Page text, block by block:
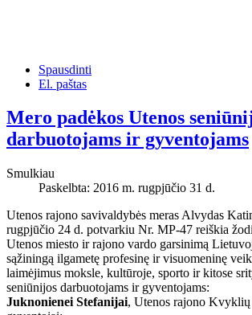
Spausdinti
El. paštas
Mero padėkos Utenos
darbuotojams ir gyventojams
Smulkiau
Paskelbta: 2016 m. rugpjūčio 31 d.
Utenos rajono savivaldybės meras Alvydas
rugpjūčio 24 d. potvarkiu Nr. MP-47 reiškia
Utenos miesto ir rajono vardo garsinimą
sąžiningą ilgametę profesinę ir visuomeninę
laimėjimus moksle, kultūroje, sporto ir kitose
seniūnijos darbuotojams ir gyventojams:
Juknonienei Stefanijai, Utenos rajono